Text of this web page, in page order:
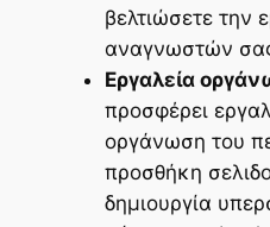
βελτιώσετε την
αναγνωστών
Εργαλεία
προσφέρει
οργάνωση του
προσθήκη
δημιουργία